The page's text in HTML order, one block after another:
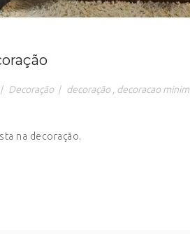
| Decoração | decoração decoracao
na decoração.